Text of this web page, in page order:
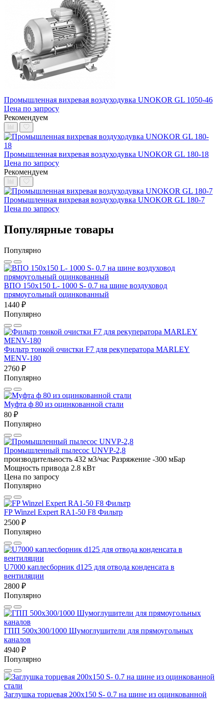
Промышленная вихревая воздуходувка UNOKOR GL 1050-46
Цена по запросу
Рекомендуем
Промышленная вихревая воздуходувка UNOKOR GL 180-18
Цена по запросу
Рекомендуем
Промышленная вихревая воздуходувка UNOKOR GL 180-7
Цена по запросу
Популярные товары
Популярно
ВПО 150x150 L- 1000 S- 0.7 на шине воздуховод
прямоугольный оцинкованный
1440 ₽
Популярно
Фильтр тонкой очистки F7 для рекуператора MARLEY
MENV-180
2760 ₽
Популярно
Муфта ф 80 из оцинкованной стали
80 ₽
Популярно
Промышленный пылесос UNVP-2,8
производительность 432 м3/час Разряжение -300 мБар
Мощность привода 2.8 кВт
Цена по запросу
Популярно
FP Winzel Expert RA1-50 F8 Фильтр
2500 ₽
Популярно
U7000 каплесборник d125 для отвода конденсата в
вентиляции
2800 ₽
Популярно
ГПП 500х300/1000 Шумоглушители для прямоугольных
каналов
4940 ₽
Популярно
Заглушка торцевая 200x150 S- 0.7 на шине из оцинкованной